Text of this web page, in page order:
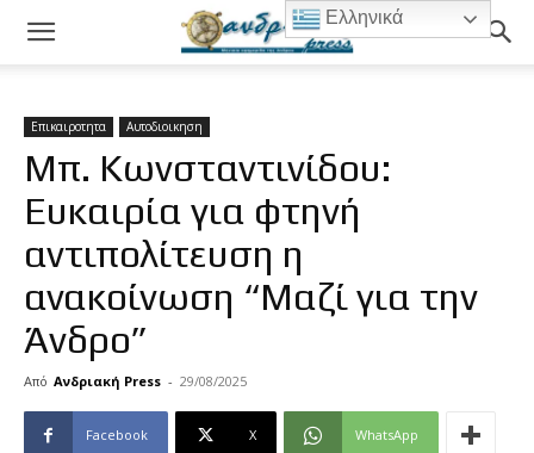
Επικαιροτητα Αυτοδιοικηση
Μπ. Κωνσταντινίδου:
Ευκαιρία για φτηνή
αντιπολίτευση η
ανακοίνωση “Μαζί για την
Άνδρο”
Από Ανδριακή Press - 29/08/2025
Facebook X WhatsApp
Ελληνικά